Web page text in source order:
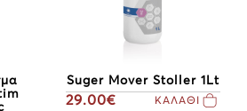
Suger Mover Stoller 1Lt
29.00€ ΚΑΛΑΘΙ